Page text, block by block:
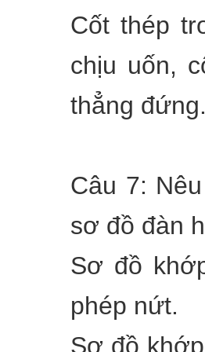
Cốt thép
chịu uốn,
thẳng
Câu 7:
sơ đồ đàn
Sơ đồ
phép nứt.
Sơ đồ